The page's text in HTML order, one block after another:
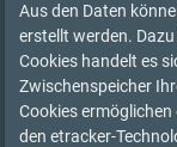
Aus den Daten
erstellt werden.
Cookies handelt es
Zwischenspeicher
Cookies
den etracker-